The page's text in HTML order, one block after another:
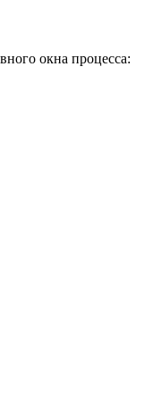
окна процесса: